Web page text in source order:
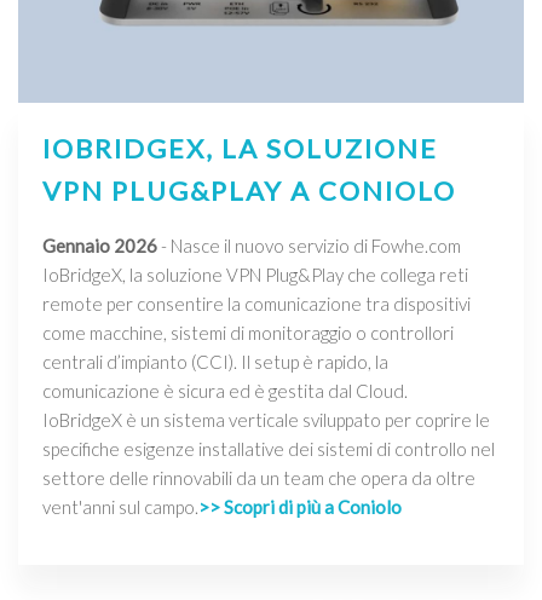
IOBRIDGEX, LA SOLUZIONE
VPN PLUG&PLAY A CONIOLO
Gennaio 2026- Nasce il nuovo servizio di Fowhe.com
IoBridgeX, la soluzione VPN Plug&Play che collega reti
remote per consentire la comunicazione tra dispositivi
come macchine, sistemi di monitoraggio o controllori
centrali d’impianto (CCI). Il setup è rapido, la
comunicazione è sicura ed è gestita dal Cloud.
IoBridgeX è un sistema verticale sviluppato per coprire le
specifiche esigenze installative dei sistemi di controllo nel
settore delle rinnovabili da un team che opera da oltre
vent'anni sul campo.>> Scopri di più a Coniolo